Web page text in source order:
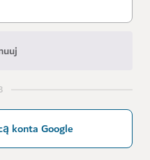
konta Google